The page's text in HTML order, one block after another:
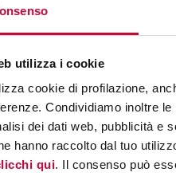
utilizza i cookie
cookie di profilazione,
Condividiamo inoltre
dei dati web, pubblicità e
hanno raccolto dal tuo
qui. Il consenso può